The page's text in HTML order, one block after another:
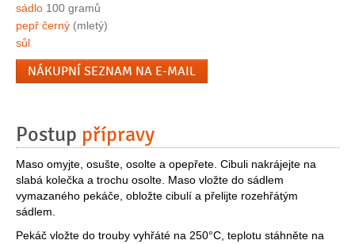
sádlo 100 gramů
pepř černý (mletý)
sůl
NÁKUPNÍ SEZNAM NA E-MAIL
Postup přípravy
Maso omyjte, osušte, osolte a opepřete. Cibuli nakrájejte na
slabá kolečka a trochu osolte. Maso vložte do sádlem
vymazaného pekáče, obložte cibulí a přelijte rozehřátým
sádlem.
Pekáč vložte do trouby vyhřáté na 250°C, teplotu stáhněte na